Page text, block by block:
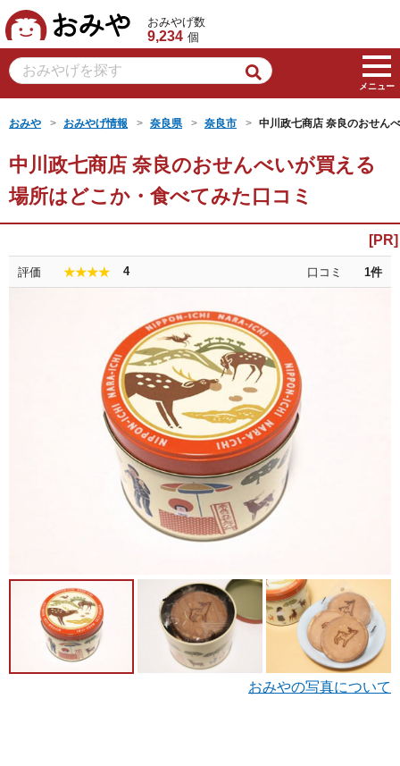
おみや
おみやげ数
9,234 個
メニュー
おみや おみやげ情報 奈良県 奈良市 中川政七商店 奈良のおせん
中川政七商店 奈良のおせんべいが買える
場所はどこか・食べてみた口コミ
評価 ★★★★★ 4 口コミ 1件
おみやの写真について